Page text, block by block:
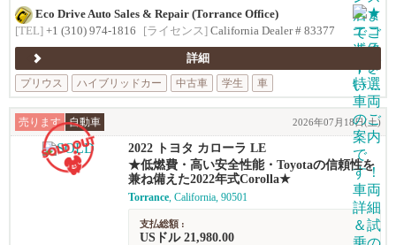
Eco Drive Auto Sales & Repair (Torrance Office)
[TEL] +1 (310) 974-1816 [ライセンス] California Dealer # 83377
詳細
プリウス
ハイブリッドカー 中古車 学生 車
売ります 自動車 2026年07月18日(土)
2022 トヨタ カローラ LE
★低燃費・高い安全性能・Toyotaの信頼性を
兼ね備えた2022年式Corolla★
Torrance, California, 90501
支払総額 :
USドル 21,980.00